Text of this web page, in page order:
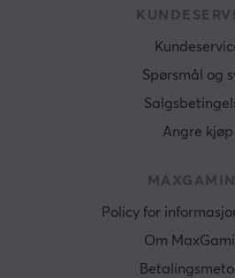
Spørsmål og
Angre kjøp
Policy for
Om